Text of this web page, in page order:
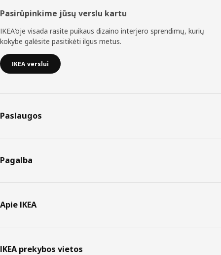
Pasirūpinkime jūsų verslu kartu
IKEA‘oje visada rasite puikaus dizaino interjero sprendimų, kurių
kokybe galėsite pasitikėti ilgus metus.
IKEA verslui
Paslaugos
Pagalba
Apie IKEA
IKEA prekybos vietos